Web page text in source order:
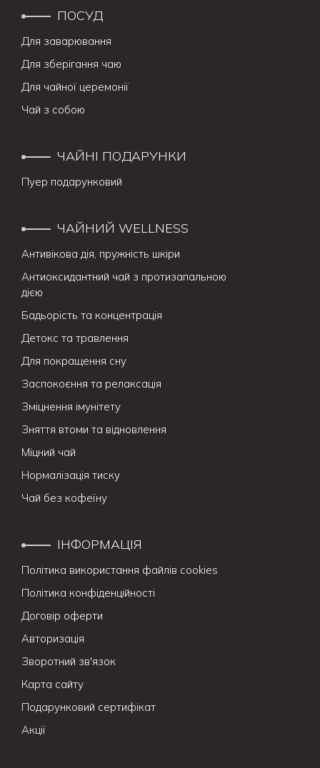
ПОСУД
Для заварювання
Для зберігання чаю
Для чайної церемонії
Чай з собою
ЧАЙНІ ПОДАРУНКИ
Пуер подарунковий
ЧАЙНИЙ WELLNESS
Антивікова дія, пружність шкіри
Антиоксидантний чай з протизапальною
дією
Бадьорість та концентрація
Детокс та травлення
Для покращення сну
Заспокоєння та релаксація
Зміцнення імунітету
Зняття втоми та відновлення
Міцний чай
Нормалізація тиску
Чай без кофеїну
ІНФОРМАЦІЯ
Політика використання файлів cookies
Політика конфіденційності
Договір оферти
Авторизація
Зворотний зв'язок
Карта сайту
Подарунковий сертифікат
Акції